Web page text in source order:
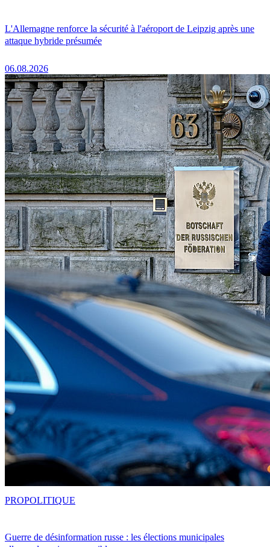
L'Allemagne renforce la sécurité à l'aéroport de Leipzig après une
attaque hybride présumée
06.08.2026
Guerre de désinformation russe : les élections municipales
PROPOLITIQUE